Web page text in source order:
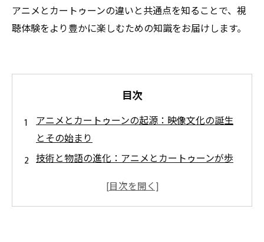
アニメとカートゥーンの違いと共通点を知ることで、視
聴体験をより豊かに楽しむための知識をお届けします。
目次
アニメとカートゥーンの起源：映像文化の誕生
とその始まり
技術と物語の進化：アニメとカートゥーンが歩
文化交流による影響：アニメとカートゥーンの